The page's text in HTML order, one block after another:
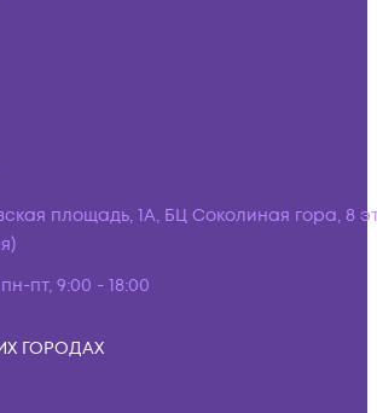
площадь, 1А, БЦ Соколиная гора, 8
пн-пт, 9:00 - 18:00
ГОРОДАХ